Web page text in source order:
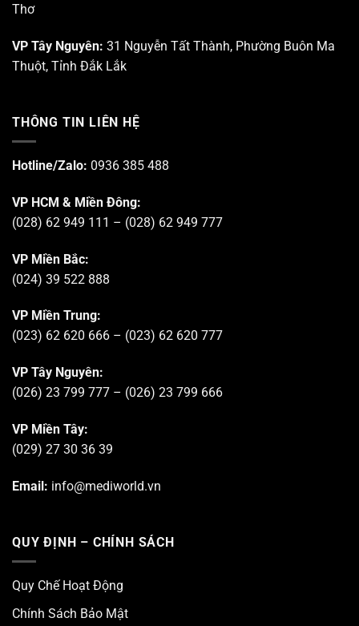
Thơ
VP Tây Nguyên: 31 Nguyễn Tất Thành, Phường Buôn Ma
Thuột, Tỉnh Đắk Lắk
THÔNG TIN LIÊN HỆ
Hotline/Zalo: 0936 385 488
VP HCM & Miền Đông:
(028) 62 949 111 – (028) 62 949 777
VP Miền Bắc:
(024) 39 522 888
VP Miền Trung:
(023) 62 620 666 – (023) 62 620 777
VP Tây Nguyên:
(026) 23 799 777 – (026) 23 799 666
VP Miền Tây:
(029) 27 30 36 39
Email: info@mediworld.vn
QUY ĐỊNH – CHÍNH SÁCH
Quy Chế Hoạt Động
Chính Sách Bảo Mật